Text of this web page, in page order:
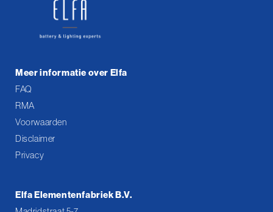
Meer informatie over Elfa
FAQ
RMA
Voorwaarden
Disclaimer
Privacy
Elfa Elementenfabriek B.V.